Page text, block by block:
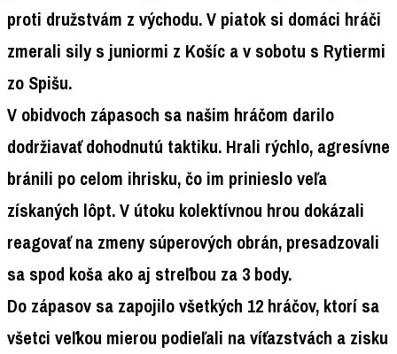
proti družstvám z východu. V piatok si domáci hráči
zmerali sily s juniormi z Košíc a v sobotu s Rytiermi
zo Spišu.
V obidvoch zápasoch sa našim hráčom darilo
dodržiavať dohodnutú taktiku. Hrali rýchlo, agresívne
bránili po celom ihrisku, čo im prinieslo veľa
získaných lôpt. V útoku kolektívnou hrou dokázali
reagovať na zmeny súperových obrán, presadzovali
sa spod koša ako aj streľbou za 3 body.
Do zápasov sa zapojilo všetkých 12 hráčov, ktorí sa
všetci veľkou mierou podieľali na víťazstvách a zisku